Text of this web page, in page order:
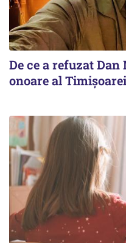
De ce a refuzat Dan
onoare al Timișoarei